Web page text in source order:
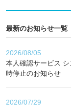
最新のお知らせ一覧
2026/08/05
本人確認サービス
時停止のお知らせ
2026/07/29